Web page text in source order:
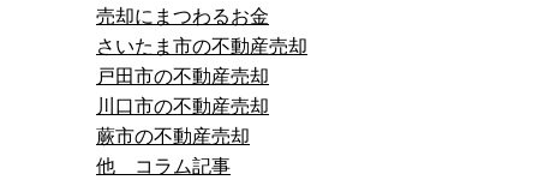
売却にまつわるお金
さいたま市の不動産売却
戸田市の不動産売却
川口市の不動産売却
蕨市の不動産売却
他 コラム記事